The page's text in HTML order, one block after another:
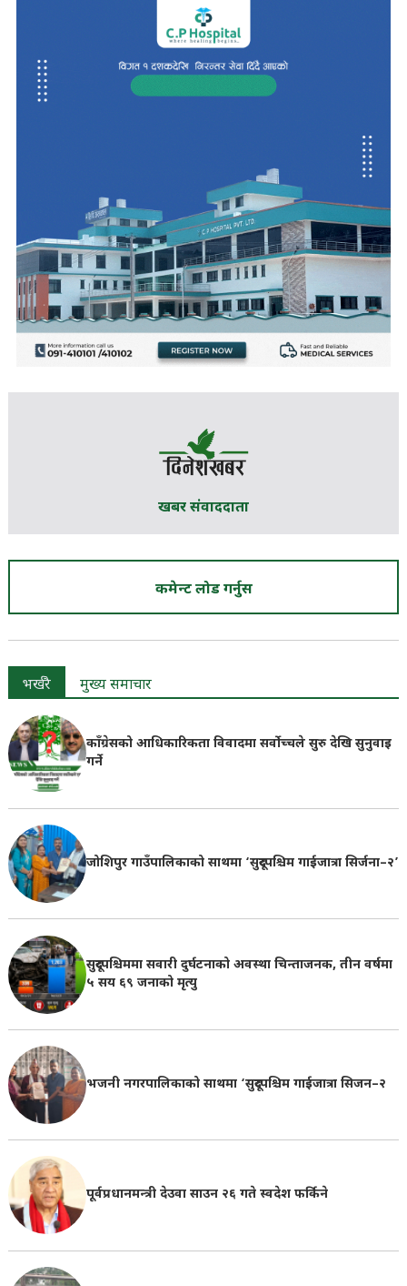
खबर संवाददाता
कमेन्ट लोड गर्नुस
भर्खरै मुख्य समाचार
काँग्रेसको आधिकारिकता विवादमा सर्वोच्चले सुरु देखि सुनुवाइ
गर्ने
जोशिपुर गाउँपालिकाको साथमा ‘सुदूरपश्चिम गाईजात्रा सिर्जना–२’
सुदूरपश्चिममा सवारी दुर्घटनाको अवस्था चिन्ताजनक, तीन वर्षमा
५ सय ६९ जनाको मृत्यु
भजनी नगरपालिकाको साथमा ‘सुदूरपश्चिम गाईजात्रा सिजन–२
पूर्वप्रधानमन्त्री देउवा साउन २६ गते स्वदेश फर्किने